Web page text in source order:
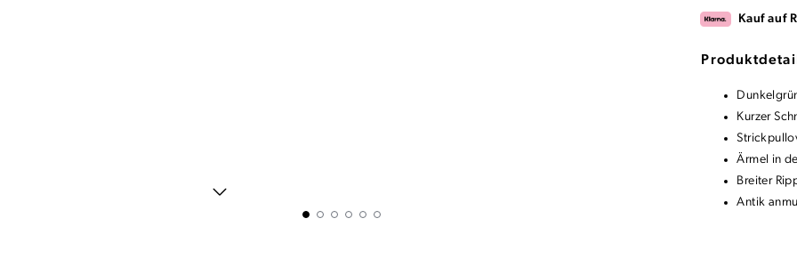
Kauf auf
Kurzer
Ärmel in
Breiter
Antik